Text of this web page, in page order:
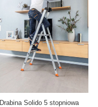
Drabina Solido 5 stopniowa